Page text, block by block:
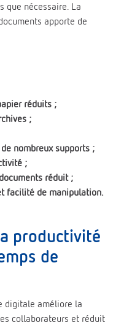
que nécessaire. La
apporte de
réduits ;
;
nombreux supports ;
;
réduit ;
facilité de manipulation.
productivité
de
digitale améliore la
collaborateurs et réduit